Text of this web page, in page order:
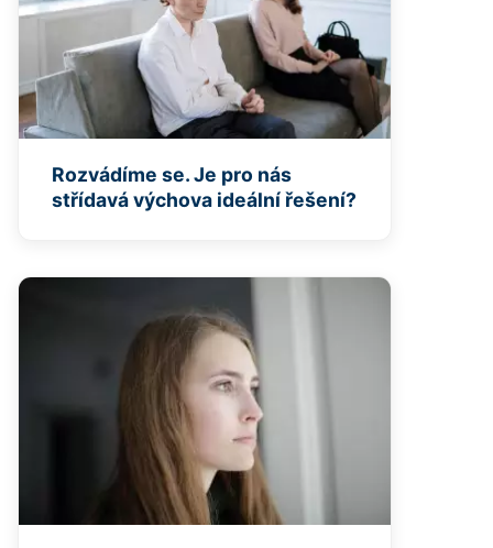
Rozvádíme se. Je pro nás
střídavá výchova ideální řešení?